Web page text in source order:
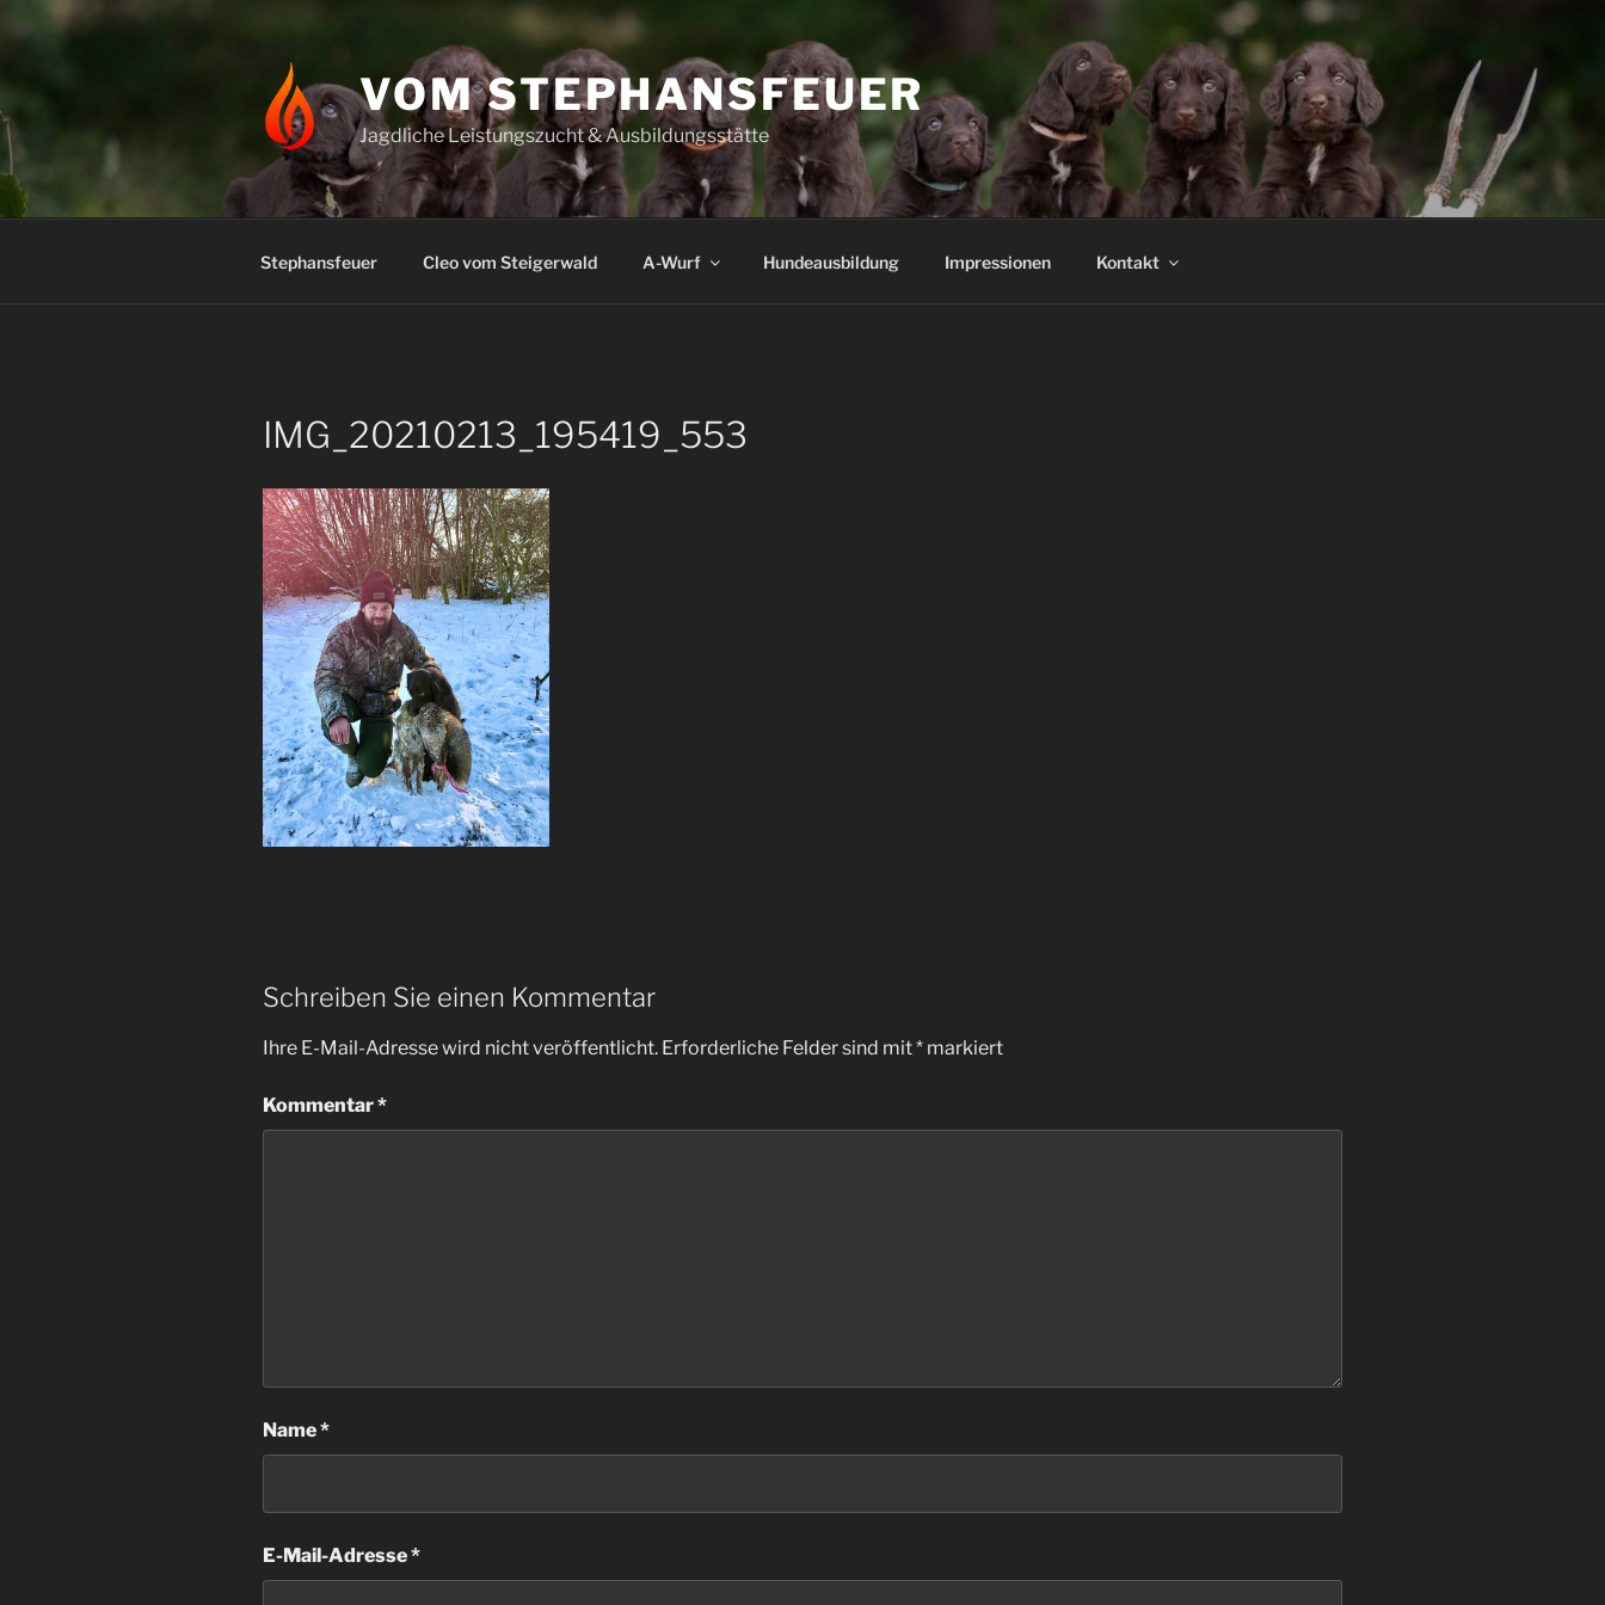
Inhalt
VOM STEPHANSFEUER
Jagdliche Leistungszucht & Ausbildungsstätte
Stephansfeuer Cleo vom Steigerwald A-Wurf Hundeausbildung Impressionen Kontakt
IMG_20210213_195419_553
Schreiben Sie einen Kommentar
Ihre E-Mail-Adresse wird nicht veröffentlicht. Erforderliche Felder sind mit* markiert
Kommentar*
Name*
E-Mail-Adresse*